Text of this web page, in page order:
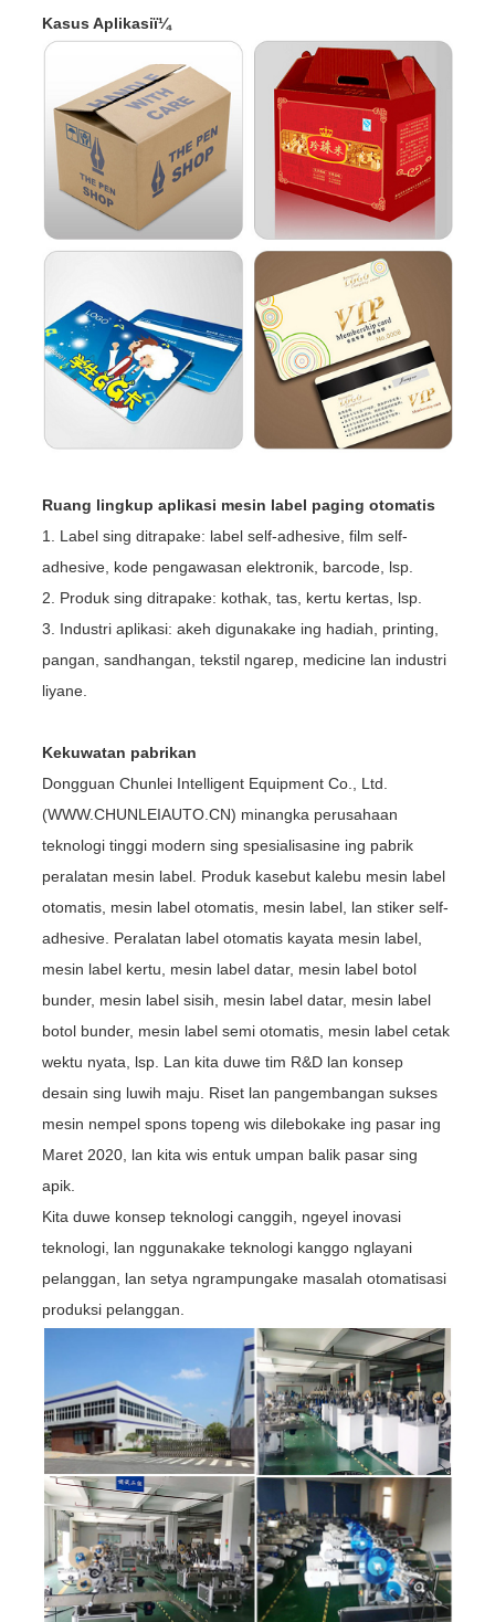
Kasus Aplikasiï¼
Ruang lingkup aplikasi mesin label paging otomatis
1. Label sing ditrapake: label self-adhesive, film self-
adhesive, kode pengawasan elektronik, barcode, lsp.
2. Produk sing ditrapake: kothak, tas, kertu kertas, lsp.
3. Industri aplikasi: akeh digunakake ing hadiah, printing,
pangan, sandhangan, tekstil ngarep, medicine lan industri
liyane.
Kekuwatan pabrikan
Dongguan Chunlei Intelligent Equipment Co., Ltd.
(WWW.CHUNLEIAUTO.CN) minangka perusahaan
teknologi tinggi modern sing spesialisasine ing pabrik
peralatan mesin label. Produk kasebut kalebu mesin label
otomatis, mesin label otomatis, mesin label, lan stiker self-
adhesive. Peralatan label otomatis kayata mesin label,
mesin label kertu, mesin label datar, mesin label botol
bunder, mesin label sisih, mesin label datar, mesin label
botol bunder, mesin label semi otomatis, mesin label cetak
wektu nyata, lsp. Lan kita duwe tim R&D lan konsep
desain sing luwih maju. Riset lan pangembangan sukses
mesin nempel spons topeng wis dilebokake ing pasar ing
Maret 2020, lan kita wis entuk umpan balik pasar sing
apik.
Kita duwe konsep teknologi canggih, ngeyel inovasi
teknologi, lan nggunakake teknologi kanggo nglayani
pelanggan, lan setya ngrampungake masalah otomatisasi
produksi pelanggan.